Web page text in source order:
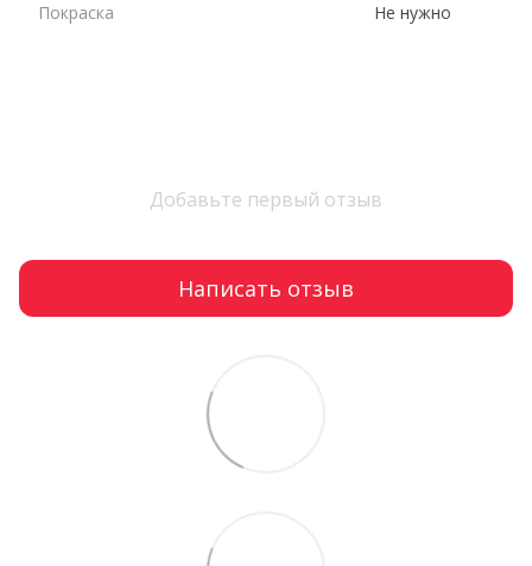
Покраска
Не нужно
Добавьте первый отзыв
Написать отзыв